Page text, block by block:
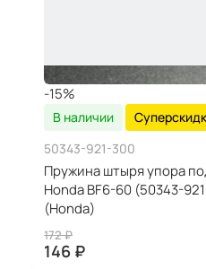
-15%
В наличии
50343-921-300
Пружина штыря упора
Honda BF6-60 (50343-
(Honda)
172 ₽
146 ₽